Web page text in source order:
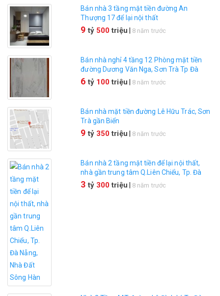
Bán nhà 3 tầng mặt tiền đường An
Thượng 17 để lại nội thất
9tỷ500triệu 8 năm trước
Bán nhà nghỉ 4 tầng 12 Phòng mặt tiền
đường Dương Văn Nga, Sơn Trà Tp Đà
Nẵng
6tỷ100triệu 8 năm trước
Bán nhà mặt tiền đường Lê Hữu Trác, Sơn
Trà gần Biển
9tỷ350triệu 8 năm trước
Bán nhà 2 tầng mặt tiền để lại nội thất,
nhà gần trung tâm Q.Liên Chiểu, Tp. Đà
Nẵng
3tỷ300triệu 8 năm trước